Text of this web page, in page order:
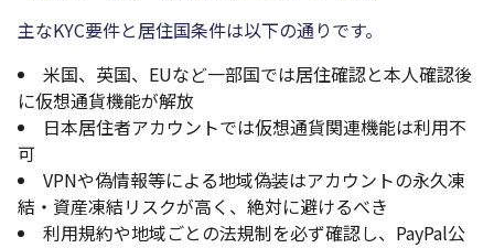
主なKYC要件と居住国条件は以下の通りです。
米国、英国、EUなど一部国では居住確認と本人確認後
に仮想通貨機能が解放
日本居住者アカウントでは仮想通貨関連機能は利用不
可
VPNや偽情報等による地域偽装はアカウントの永久凍
結・資産凍結リスクが高く、絶対に避けるべき
利用規約や地域ごとの法規制を必ず確認し、PayPal公